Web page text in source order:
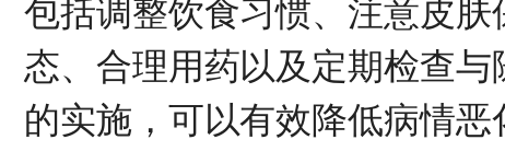
包括调整饮食习惯、注意皮肤
态、合理用药以及定期检查
的实施，可以有效降低病情